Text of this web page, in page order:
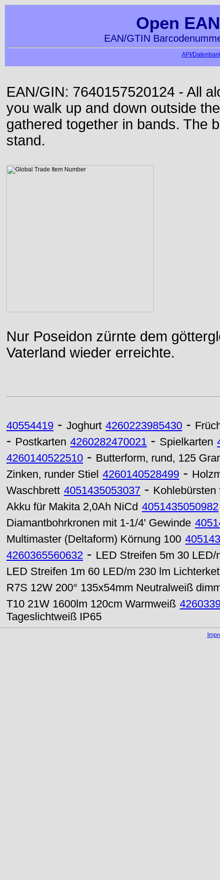
Open
EAN/GTIN
API/
EAN/GIN: 7640157520124 - All
you walk up and down outside
gathered together in bands. The
stand.
Nur Poseidon zürnte dem
Vaterland wieder erreichte.
40554419 - Joghurt 4260223985430 -
- Postkarten 4260282470021 - Spielkarten
4260140522510 - Butterform, rund, 125
Zinken, runder Stiel 4260140528499 -
Waschbrett 4051435053037 - Kohlebürsten
Akku für Makita 2,0Ah NiCd 4051435050982
Diamantbohrkronen mit 1-1/4' Gewinde
Multimaster (Deltaform) Körnung 100
4260365560632 - LED Streifen 5m 30
LED Streifen 1m 60 LED/m 230 lm
R7S 12W 200° 135x54mm Neutralweiß
T10 21W 1600lm 120cm Warmweiß
Tageslichtweiß IP65